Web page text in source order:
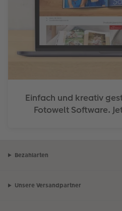
Einfach und kreativ
Fotowelt Software.
Bezahlarten
Unsere Versandpartner